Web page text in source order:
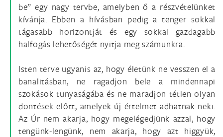
be” egy nagy tervbe, amelyben ő a részvételünket
kívánja. Ebben a hívásban pedig a tenger sokkal
tágasabb horizontját és egy sokkal gazdagabb
halfogás lehetőségét nyitja meg számunkra.
Isten terve ugyanis az, hogy életünk ne vesszen el a
banalitásban, ne ragadjon bele a mindennapi
szokások tunyaságába és ne maradjon tétlen olyan
döntések előtt, amelyek új értelmet adhatnak neki.
Az Úr nem akarja, hogy megelégedjünk azzal, hogy
tengünk-lengünk, nem akarja, hogy azt higgyük,